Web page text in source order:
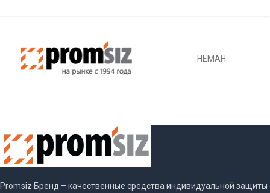
НЕМАН
Promsiz Бренд – качественные средства индивидуальной защиты